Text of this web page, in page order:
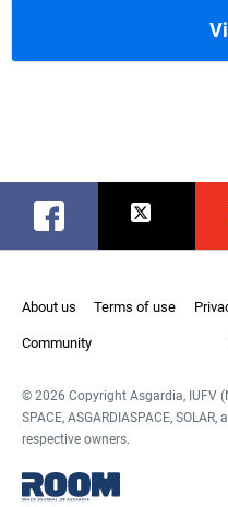
Facebook Twitter
About us Terms of use
Community
© 2026 Copyright Asgardia, IUFV
SPACE, ASGARDIASPACE,
respective owners.